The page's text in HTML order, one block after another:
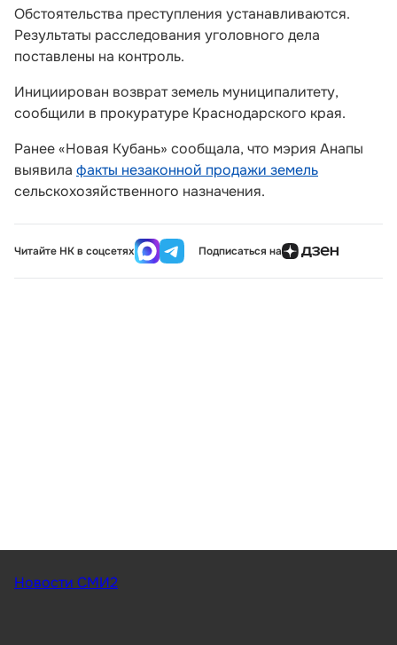
Обстоятельства преступления устанавливаются.
Результаты расследования уголовного дела
поставлены на контроль.
Инициирован возврат земель муниципалитету,
сообщили в прокуратуре Краснодарского края.
Ранее «Новая Кубань» сообщала, что мэрия Анапы
выявила факты незаконной продажи земель
сельскохозяйственного назначения.
Читайте НК в соцсетях Подписаться на
Новости СМИ2